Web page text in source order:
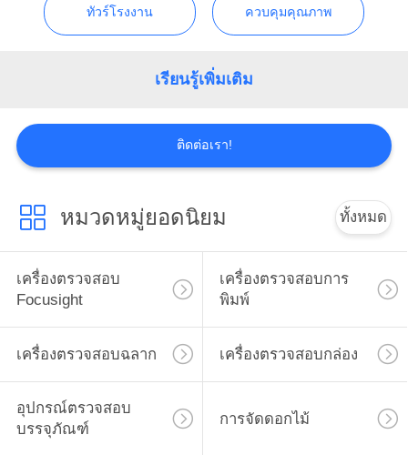
ราคา
แผนผัง
เว็บไซต์
PRIVACY
POLICY
ทัวร์โรงงาน ควบคุมคุณภาพ
เรียนรู้เพิ่มเติม
ติดต่อเรา!
หมวดหมู่ยอดนิยม ทั้งหมด
เครื่องตรวจสอบ
Focusight
เครื่องตรวจสอบการ
พิมพ์
เครื่องตรวจสอบฉลาก เครื่องตรวจสอบกล่อง
อุปกรณ์ตรวจสอบ
บรรจุภัณฑ์
การจัดดอกไม้